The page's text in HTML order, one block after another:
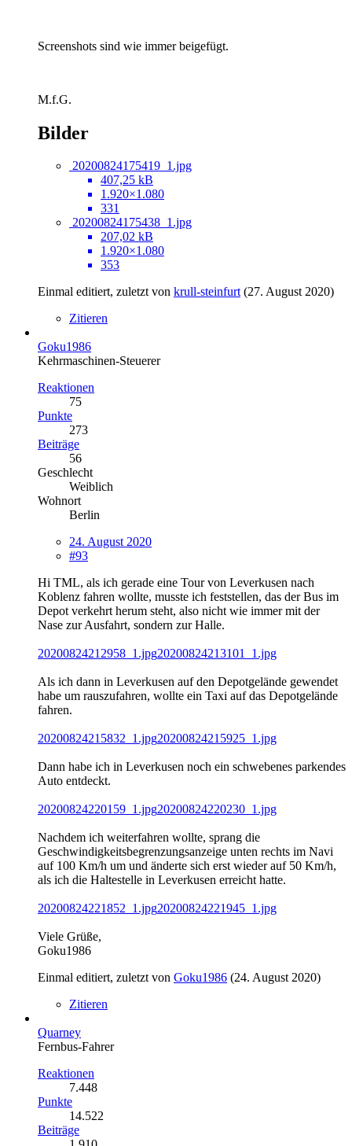
Screenshots sind wie immer beigefügt.
M.f.G.
Bilder
20200824175419_1.jpg
407,25 kB
1.920×1.080
331
20200824175438_1.jpg
207,02 kB
1.920×1.080
353
Einmal editiert, zuletzt von krull-steinfurt(27. August 2020)
Zitieren
Goku1986
Kehrmaschinen-Steuerer
Reaktionen
75
Punkte
273
Beiträge
56
Geschlecht
Weiblich
Wohnort
Berlin
24. August 2020
#93
Hi TML, als ich gerade eine Tour von Leverkusen nach
Koblenz fahren wollte, musste ich feststellen, das der Bus im
Depot verkehrt herum steht, also nicht wie immer mit der
Nase zur Ausfahrt, sondern zur Halle.
20200824212958_1.jpg20200824213101_1.jpg
Als ich dann in Leverkusen auf den Depotgelände gewendet
habe um rauszufahren, wollte ein Taxi auf das Depotgelände
fahren.
20200824215832_1.jpg20200824215925_1.jpg
Dann habe ich in Leverkusen noch ein schwebenes parkendes
Auto entdeckt.
20200824220159_1.jpg20200824220230_1.jpg
Nachdem ich weiterfahren wollte, sprang die
Geschwindigkeitsbegrenzungsanzeige unten rechts im Navi
auf 100 Km/h um und änderte sich erst wieder auf 50 Km/h,
als ich die Haltestelle in Leverkusen erreicht hatte.
20200824221852_1.jpg20200824221945_1.jpg
Viele Grüße,
Goku1986
Einmal editiert, zuletzt von Goku1986 (24. August 2020)
Zitieren
Quarney
Fernbus-Fahrer
Reaktionen
7.448
Punkte
14.522
Beiträge